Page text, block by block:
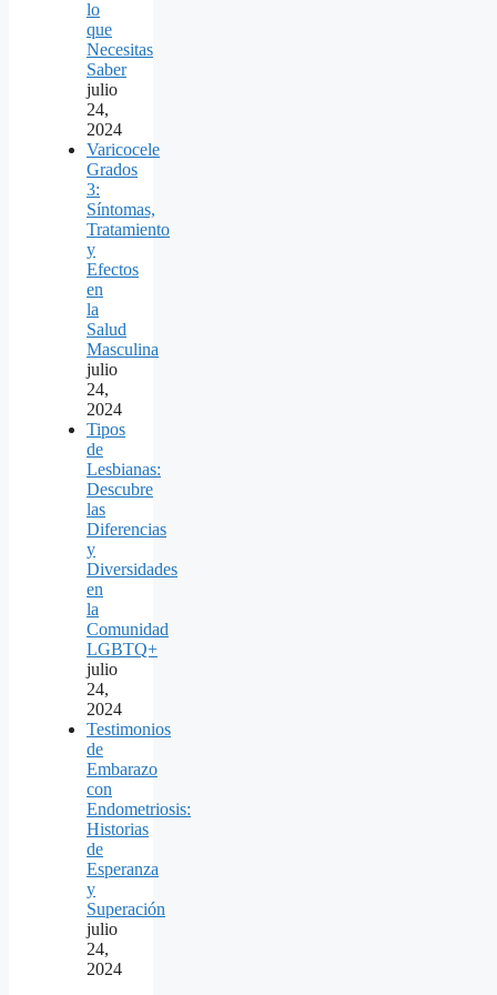
lo
que
Necesitas
Saber
julio
24,
2024
Varicocele
Grados
3:
Síntomas,
Tratamiento
y
Efectos
en
la
Salud
Masculina
julio
24,
2024
Tipos
de
Lesbianas:
Descubre
las
Diferencias
y
Diversidades
en
la
Comunidad
LGBTQ+
julio
24,
2024
Testimonios
de
Embarazo
con
Endometriosis:
Historias
de
Esperanza
y
Superación
julio
24,
2024